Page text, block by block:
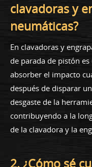
clavadoras y
neumáticas?
En clavadoras y
de parada de pistón
absorber el impacto
después de disparar
desgaste de la
contribuyendo a la
de la clavadora y la
2. ¿Cómo sé